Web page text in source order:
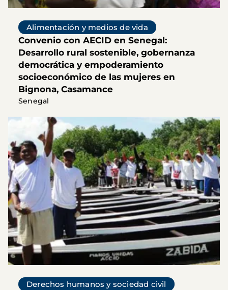
Alimentación y medios de vida
Convenio con AECID en Senegal:
Desarrollo rural sostenible, gobernanza
democrática y empoderamiento
socioeconómico de las mujeres en
Bignona, Casamance
Senegal
Derechos humanos y sociedad civil